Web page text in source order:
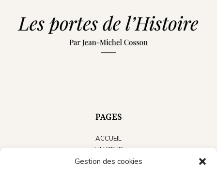
Gestion des cookies
PAGES
ACCUEIL
L’AUTEUR
LES LIVRES